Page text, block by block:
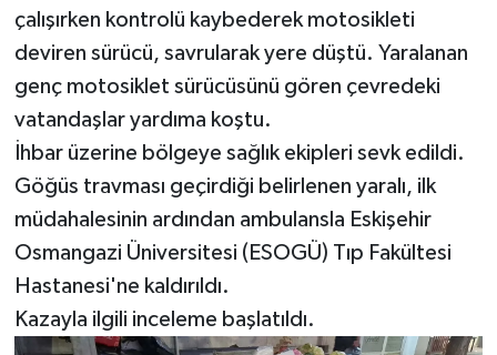
çalışırken kontrolü kaybederek motosikleti
deviren sürücü, savrularak yere düştü. Yaralanan
genç motosiklet sürücüsünü gören çevredeki
vatandaşlar yardıma koştu.
İhbar üzerine bölgeye sağlık ekipleri sevk edildi.
Göğüs travması geçirdiği belirlenen yaralı, ilk
müdahalesinin ardından ambulansla Eskişehir
Osmangazi Üniversitesi (ESOGÜ) Tıp Fakültesi
Hastanesi'ne kaldırıldı.
Kazayla ilgili inceleme başlatıldı.